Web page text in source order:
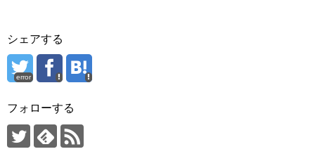
シェアする
error
フォローする